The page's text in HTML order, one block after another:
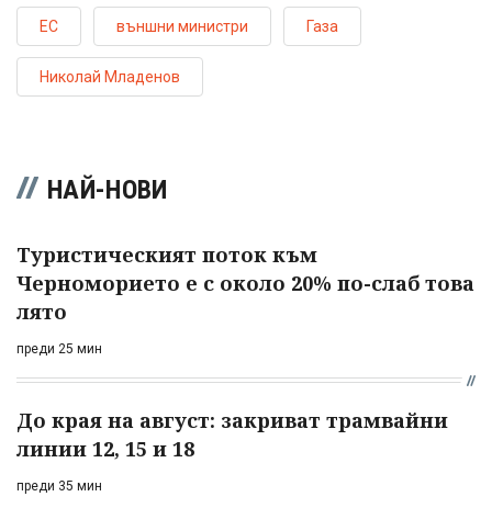
ЕС външни министри Газа
Николай Младенов
НАЙ-НОВИ
Туристическият поток към
Черноморието е с около 20% по-слаб това
лято
преди 25 мин
До края на август: закриват трамвайни
линии 12, 15 и 18
преди 35 мин